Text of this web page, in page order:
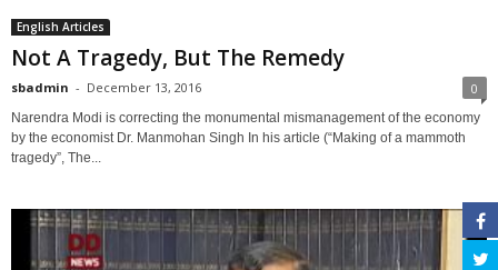
English Articles
Not A Tragedy, But The Remedy
sbadmin - December 13, 2016 0
Narendra Modi is correcting the monumental mismanagement of the economy
by the economist Dr. Manmohan Singh In his article (“Making of a mammoth
tragedy”, The...